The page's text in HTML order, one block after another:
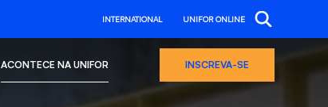
INTERNATIONAL UNIFOR ONLINE
ACONTECE NA UNIFOR INSCREVA-SE